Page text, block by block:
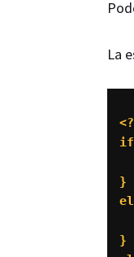
La
}
}